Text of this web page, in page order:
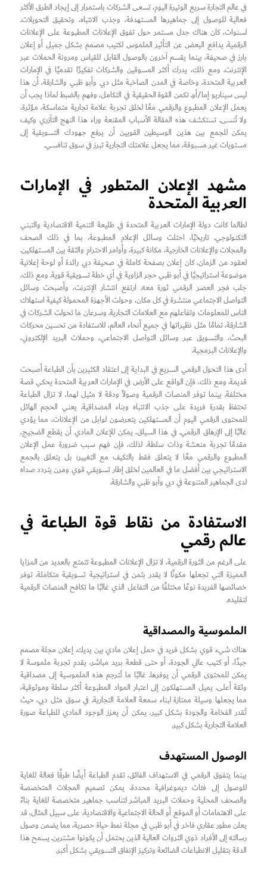
في عالم التجارة سريع الوتيرة اليوم، تسعى الشركات باستمرار إلى إيجاد الطرق الأكثر
فعالية للوصول إلى جماهيرها المستهدفة، وجذب الانتباه، وتحقيق التحويلات.
لسنوات، كان هناك جدل مستمر حول تفوق الإعلانات المطبوعة على الإعلانات
الرقمية. يدافع البعض عن التأثير الملموس لكتيب مصمم بشكل جميل أو إعلان
بارز في صحيفة، بينما يقسم آخرون بالوصول القابل للقياس ومرونة الحملات عبر
الإنترنت. ومع ذلك، يدرك أكثر المسوقين والشركات تفكيرًا تقدميًا في الإمارات
العربية المتحدة، وخاصة في المدن الصاخبة مثل دبي وأبو ظبي والشارقة، أن هذا
ليس سيناريو إما/أو. تكمن القوة الحقيقية في التكامل، وفهم بالضبط لماذا يجب أن
يعمل الإعلان المطبوع والرقمي معًا لخلق تجربة علامة تجارية متماسكة، مؤثرة،
ولا تُنسى. تستكشف هذه المقالة الأسباب المقنعة وراء هذا النهج التآزري وكيف
يمكن للجمع بين هذين الوسيطين القويين أن يرفع جهودك التسويقية إلى
مستويات غير مسبوقة، مما يجعل علامتك التجارية تبرز في سوق تنافسي.
مشهد الإعلان المتطور في الإمارات
العربية المتحدة
لطالما كانت دولة الإمارات العربية المتحدة في طليعة التنمية الاقتصادية والتبني
التكنولوجي. تاريخيًا، احتلت وسائل الإعلام المطبوعة، بما في ذلك الصحف
والمجلات والإعلانات الخارجية، مكانة كبيرة، وأوامر الاحترام والثقة بين المستهلكين.
لعقود من الزمان، كان إعلان بصفحة كاملة في صحيفة دبي رائدة أو لوحة إعلانية
موضوعة استراتيجيًا في أبو ظبي حجر الزاوية في أي خطة تسويقية قوية. ومع ذلك،
جلب فجر العصر الرقمي ثورة معه. ارتفع انتشار الإنترنت، وأصبحت وسائل
التواصل الاجتماعي منتشرة في كل مكان، وحولت الأجهزة المحمولة كيفية استهلاك
الناس للمعلومات وتفاعلهم مع العلامات التجارية. وسرعان ما تحولت الشركات في
الشارقة، تمامًا مثل نظيراتها في جميع أنحاء العالم، للاستفادة من تحسين محركات
البحث، والتسويق عبر وسائل التواصل الاجتماعي، وحملات البريد الإلكتروني،
والإعلانات البرمجية.
أدى هذا التحول الرقمي السريع في البداية إلى اعتقاد الكثيرين بأن الطباعة أصبحت
قديمة. ومع ذلك، فإن الواقع على الأرض في الإمارات العربية المتحدة يحكي قصة
مختلفة. بينما توفر المنصات الرقمية وصولاً ودقة لا مثيل لهما، لا تزال الطباعة
تحتفظ بقدرة فريدة على جذب الانتباه وبناء المصداقية. يعني الحجم الهائل
للمحتوى الرقمي اليوم أن المستهلكين يتعرضون لوابل من الإعلانات، مما يؤدي
غالبًا إلى الإرهاق الرقمي. في هذا السياق، يمكن للإعلان المادي أن يقطع الضجيج،
مقدمًا تجربة منعشة وذات سلطة. لذلك، فإن فهم سبب ضرورة عمل الإعلان
المطبوع والرقمي معًا لا يتعلق فقط بالتكيف مع التغيير؛ بل يتعلق بالجمع
الاستراتيجي بين أفضل ما في العالمين لخلق إطار تسويقي قوي ومرن يتردد صداه
لدى الجماهير المتنوعة في دبي وأبو ظبي والشارقة.
الاستفادة من نقاط قوة الطباعة في
عالم رقمي
على الرغم من الثورة الرقمية، لا تزال الإعلانات المطبوعة تتمتع بالعديد من المزايا
المميزة التي تجعلها مكونًا لا يقدر بثمن في استراتيجية تسويقية متكاملة. توفر
خصائصها الفريدة نوعًا مختلفًا من التفاعل الذي غالبًا ما تكافح المنصات الرقمية
لتقليده.
الملموسية والمصداقية
هناك شيء قوي بشكل فريد في حمل إعلان مادي بين يديك. إعلان مجلة مصمم
جيدًا، أو كتيب عالي الجودة، أو حتى قطعة بريد مباشر، يقدم تجربة ملموسة لا
يمكن للمحتوى الرقمي أن يوفرها. غالبًا ما تُترجم هذه الملموسية إلى مصداقية
وثقة أعلى. يميل المستهلكون إلى اعتبار المواد المطبوعة أكثر سلطة وموثوقية،
مما يجعلها وسيلة ممتازة لبناء سمعة العلامة التجارية. في سوق مثل دبي، حيث
تُقدر الفخامة والجودة بشكل كبير، يمكن أن يعزز الوجود المادي للطباعة صورة
العلامة التجارية بشكل كبير.
الوصول المستهدف
بينما يتفوق الرقمي في الاستهداف الفائق، تقدم الطباعة أيضًا طرقًا فعالة للغاية
للوصول إلى فئات ديموغرافية محددة. يمكن تصميم المجلات المتخصصة
والصحف المحلية وحملات البريد المباشر لتناسب جماهير متخصصة للغاية بناءً
على الاهتمامات أو الموقع أو الحالة الاجتماعية والاقتصادية. على سبيل المثال، قد
يعلن مطور عقاري فاخر في أبو ظبي في مجلة نمط حياة حصرية، مما يضمن وصول
رسالته إلى الأفراد ذوي الثروات العالية الذين يحتمل أن يكونوا مشترين. يسمح هذا
الدقة بتقليل الانطباعات الضائعة وتركيز الإنفاق التسويقي بشكل أكبر.